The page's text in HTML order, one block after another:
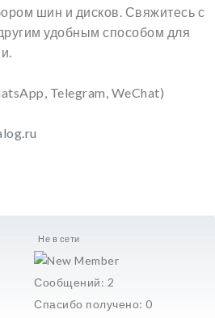
Не в сети
Сообщений: 2
Спасибо получено: 0
шин и дисков. Свяжитесь с
удобным способом для
Telegram, WeChat)